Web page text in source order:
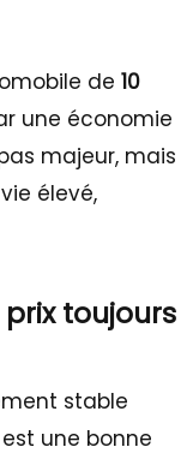
de 10
une économie
majeur, mais
élevé,
toujours
stable
une bonne